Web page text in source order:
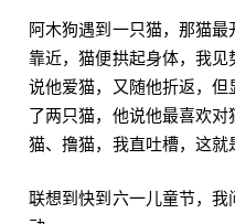
阿木狗遇到一只猫，那猫
靠近，猫便拱起身体，我
说他爱猫，又随他折返，
了两只猫，他说他最喜欢
猫、撸猫，我直吐槽，这就
联想到快到六一儿童节，